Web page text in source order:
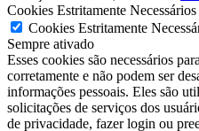
Cookies Estritamente Necessários
Cookies Estritamente
Sempre ativado
Esses cookies são necessários
corretamente e não podem ser
informações pessoais. Eles são
solicitações de serviços dos
de privacidade, fazer login ou